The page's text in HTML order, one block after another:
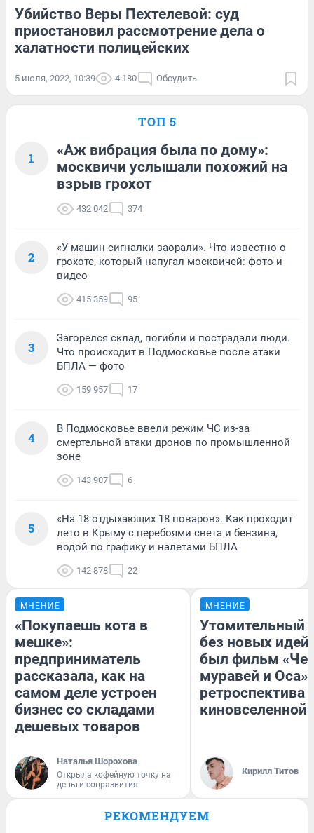
Убийство Веры Пехтелевой: суд
приостановил рассмотрение дела о
халатности полицейских
5 июля, 2022, 10:39 4 180 Обсудить
ТОП 5
1
«Аж вибрация была по дому»:
москвичи услышали похожий на
взрыв грохот
432 042 374
2
«У машин сигналки заорали». Что известно о
грохоте, который напугал москвичей: фото и
видео
415 359 95
3
Загорелся склад, погибли и пострадали люди.
Что происходит в Подмосковье после атаки
БПЛА — фото
159 957 17
4
В Подмосковье ввели режим ЧС из-за
смертельной атаки дронов по промышленной
зоне
143 907 6
5
«На 18 отдыхающих 18 поваров». Как проходит
лето в Крыму с перебоями света и бензина,
водой по графику и налетами БПЛА
142 878 22
МНЕНИЕ
«Покупаешь кота в
мешке»:
предприниматель
рассказала, как на
самом деле устроен
бизнес со складами
дешевых товаров
Наталья Шорохова
Открыла кофейную точку на
деньги соцразвития
МНЕНИЕ
Утомительный
без новых
был фильм
муравей и Оса»
ретроспектива
киновселенной
Кирилл Титов
РЕКОМЕНДУЕМ